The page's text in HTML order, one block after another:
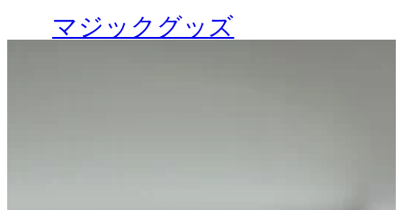
マジックグッズ